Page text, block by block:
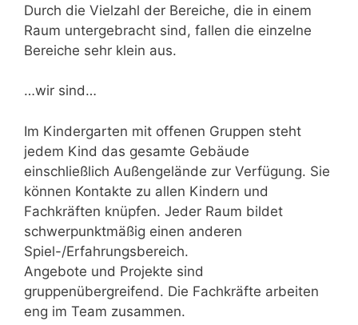
Durch die Vielzahl der Bereiche, die in einem
Raum untergebracht sind, fallen die einzelne
Bereiche sehr klein aus.
…wir sind…
Im Kindergarten mit offenen Gruppen steht
jedem Kind das gesamte Gebäude
einschließlich Außengelände zur Verfügung. Sie
können Kontakte zu allen Kindern und
Fachkräften knüpfen. Jeder Raum bildet
schwerpunktmäßig einen anderen
Spiel-/Erfahrungsbereich.
Angebote und Projekte sind
gruppenübergreifend. Die Fachkräfte arbeiten
eng im Team zusammen.